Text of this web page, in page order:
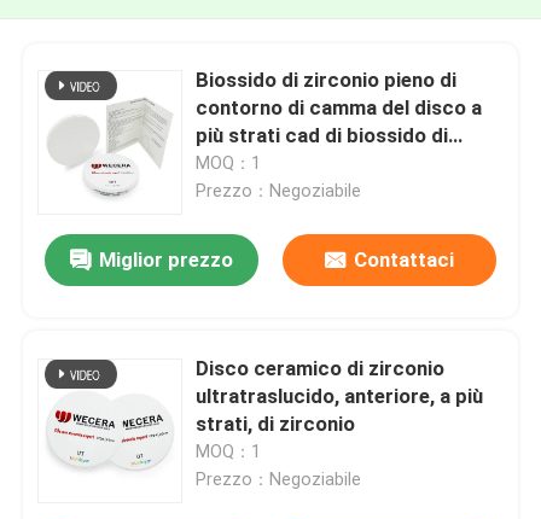
Biossido di zirconio pieno di
contorno di camma del disco a
più strati cad di biossido di
zirconio del sistema aperto SHT
MOQ：1
Prezzo：Negoziabile
Miglior prezzo Contattaci
Disco ceramico di zirconio
ultratraslucido, anteriore, a più
strati, di zirconio
MOQ：1
Prezzo：Negoziabile